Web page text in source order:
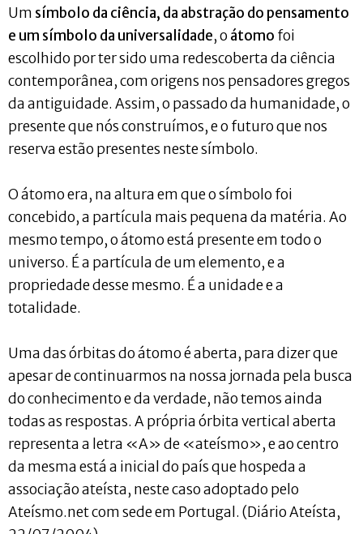
Um símbolo da ciência, da abstração do pensamento
e um símbolo da universalidade, o átomo foi
escolhido por ter sido uma redescoberta da ciência
contemporânea, com origens nos pensadores gregos
da antiguidade. Assim, o passado da humanidade, o
presente que nós construímos, e o futuro que nos
reserva estão presentes neste símbolo.
O átomo era, na altura em que o símbolo foi
concebido, a partícula mais pequena da matéria. Ao
mesmo tempo, o átomo está presente em todo o
universo. É a partícula de um elemento, e a
propriedade desse mesmo. É a unidade e a
totalidade.
Uma das órbitas do átomo é aberta, para dizer que
apesar de continuarmos na nossa jornada pela busca
do conhecimento e da verdade, não temos ainda
todas as respostas. A própria órbita vertical aberta
representa a letra «A» de «ateísmo», e ao centro
da mesma está a inicial do país que hospeda a
associação ateísta, neste caso adoptado pelo
Ateísmo.net com sede em Portugal. (Diário Ateísta,